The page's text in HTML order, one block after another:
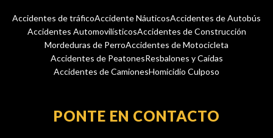
Accidentes de tráficoAccidente NáuticosAccidentes de Autobús
Accidentes AutomovilísticosAccidentes de Construcción
Mordeduras de PerroAccidentes de Motocicleta
Accidentes de PeatonesResbalones y Caídas
Accidentes de CamionesHomicidio Culposo
PONTE EN CONTACTO